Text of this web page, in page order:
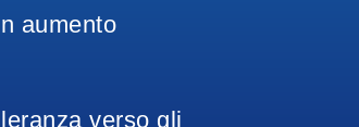
aumento
verso gli